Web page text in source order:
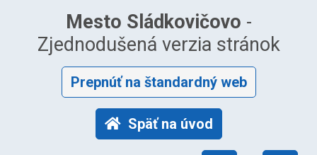
Mesto Sládkovičovo -
Zjednodušená verzia stránok
Prepnúť na štandardný web
Späť na úvod